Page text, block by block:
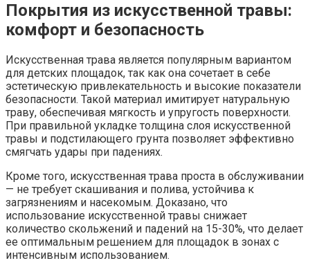
Покрытия из искусственной травы:
комфорт и безопасность
Искусственная трава является популярным вариантом
для детских площадок, так как она сочетает в себе
эстетическую привлекательность и высокие показатели
безопасности. Такой материал имитирует натуральную
траву, обеспечивая мягкость и упругость поверхности.
При правильной укладке толщина слоя искусственной
травы и подстилающего грунта позволяет эффективно
смягчать удары при падениях.
Кроме того, искусственная трава проста в обслуживании
— не требует скашивания и полива, устойчива к
загрязнениям и насекомым. Доказано, что
использование искусственной травы снижает
количество скольжений и падений на 15-30%, что делает
ее оптимальным решением для площадок в зонах с
интенсивным использованием.